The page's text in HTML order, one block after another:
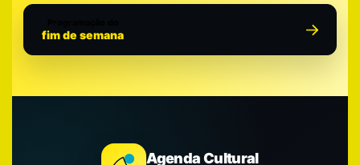
fim de semana
Agenda Cultural